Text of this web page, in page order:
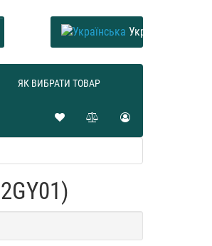
Українська
ЯК ВИБРАТИ ТОВАР